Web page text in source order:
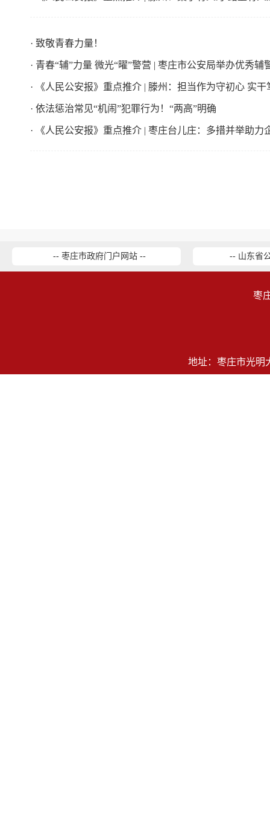
· 致敬青春力量！
· 青春“辅”力量 微光“曜”警营 | 枣庄市公安局举办优秀辅
· 《人民公安报》重点推介 | 滕州：担当作为守初心 实干
· 依法惩治常见“机闹”犯罪行为！“两高”明确
· 《人民公安报》重点推介 | 枣庄台儿庄：多措并举助力
-- 枣庄市政府门户网站 -- -- 山东省
枣
地址：枣庄市光明